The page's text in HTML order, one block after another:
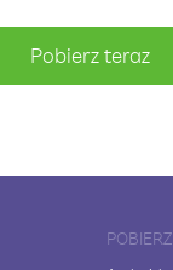
Pobierz teraz
POBIERZ